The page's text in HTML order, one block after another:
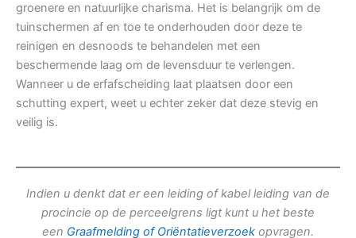
groenere en natuurlijke charisma. Het is belangrijk om de
tuinschermen af en toe te onderhouden door deze te
reinigen en desnoods te behandelen met een
beschermende laag om de levensduur te verlengen.
Wanneer u de erfafscheiding laat plaatsen door een
schutting expert, weet u echter zeker dat deze stevig en
veilig is.
Indien u denkt dat er een leiding of kabel leiding van de
procincie op de perceelgrens ligt kunt u het beste
een Graafmelding of Oriëntatieverzoek opvragen.